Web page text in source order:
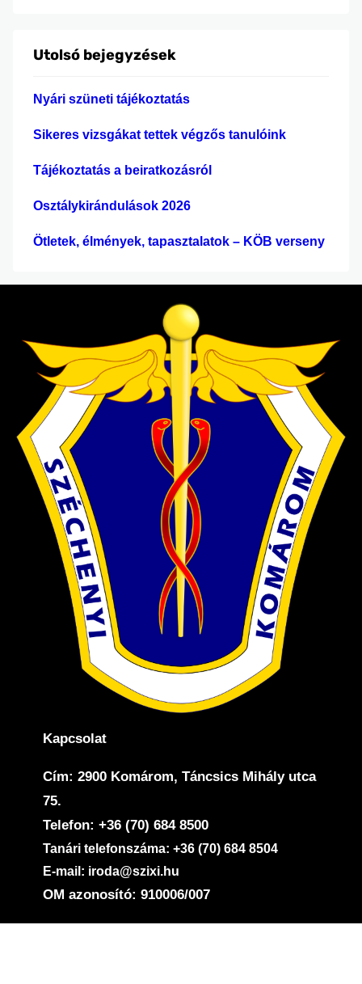
s
Utolsó bejegyzések
Nyári szüneti tájékoztatás
Sikeres vizsgákat tettek végzős tanulóink
Tájékoztatás a beiratkozásról
Osztálykirándulások 2026
Ötletek, élmények, tapasztalatok – KÖB verseny
Kapcsolat
Cím: 2900 Komárom, Táncsics Mihály utca
75.
Telefon: +36 (70) 684 8500
Tanári telefonszáma: +36 (70) 684 8504
E-mail: iroda@szixi.hu
OM azonosító: 910006/007